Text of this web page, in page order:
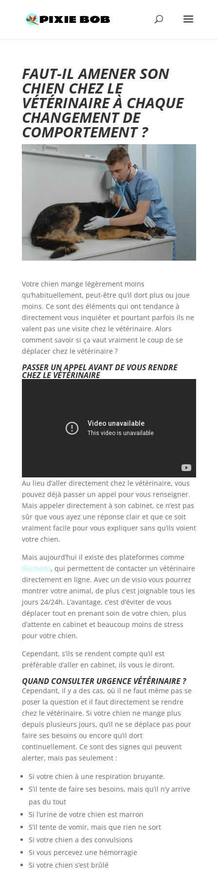
FAUT-IL AMENER SON
CHIEN CHEZ LE
VÉTÉRINAIRE À CHAQUE
CHANGEMENT DE
COMPORTEMENT ?
Votre chien mange légèrement moins
qu’habituellement, peut-être qu’il dort plus ou joue
moins. Ce sont des éléments qui ont tendance à
directement vous inquiéter et pourtant parfois ils ne
valent pas une visite chez le vétérinaire. Alors
comment savoir si ça vaut vraiment le coup de se
déplacer chez le vétérinaire ?
PASSER UN APPEL AVANT DE VOUS RENDRE
CHEZ LE VÉTÉRINAIRE
Au lieu d’aller directement chez le vétérinaire, vous
pouvez déjà passer un appel pour vous renseigner.
Mais appeler directement à son cabinet, ce n’est pas
sûr que vous ayez une réponse clair et que ce soit
vraiment facile pour vous expliquer sans qu’ils voient
votre chien.
Mais aujourd’hui il existe des plateformes comme
Illicoveto, qui permettent de contacter un vétérinaire
directement en ligne. Avec un de visio vous pourrez
montrer votre animal, de plus c’est joignable tous les
jours 24/24h. L’avantage, c’est d’éviter de vous
déplacer tout en prenant soin de votre chien, plus
d’attente en cabinet et beaucoup moins de stress
pour votre chien.
Cependant, s’ils se rendent compte qu’il est
préférable d’aller en cabinet, ils vous le diront.
QUAND CONSULTER URGENCE VÉTÉRINAIRE ?
Cependant, il y a des cas, où il ne faut même pas se
poser la question et il faut directement se rendre
chez le vétérinaire. Si votre chien ne mange plus
depuis plusieurs jours, qu’il ne se déplace pas pour
faire ses besoins ou encore qu’il dort
continuellement. Ce sont des signes qui peuvent
alerter, mais pas seulement :
Si votre chien à une respiration bruyante.
S’il tente de faire ses besoins, mais qu’il n’y arrive
pas du tout
Si l’urine de votre chien est marron
S’il tente de vomir, mais que rien ne sort
Si votre chien a des convulsions
Si vous percevez une hémorragie
Si votre chien s’est brûlé